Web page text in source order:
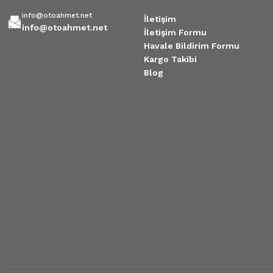
info@otoahmet.net
info@otoahmet.net
İletişim
İletişim Formu
Havale Bildirim Formu
Kargo Takibi
Blog